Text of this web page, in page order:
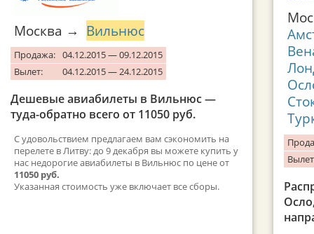
Москва → Вильнюс
Продажа: 04.12.2015 — 09.12.2015
Вылет:
04.12.2015 — 24.12.2015
Дешевые авиабилеты в Вильнюс —
туда-обратно всего от 11050 руб.
С удовольствием предлагаем вам сэкономить на
перелете в Литву: до 9 декабря вы можете купить у
нас недорогие авиабилеты в Вильнюс по цене от
11050 руб.
Указанная стоимость уже включает все сборы.